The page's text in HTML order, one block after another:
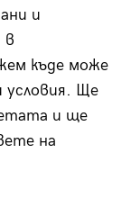
и
в
къде може
условия. Ще
и ще
на